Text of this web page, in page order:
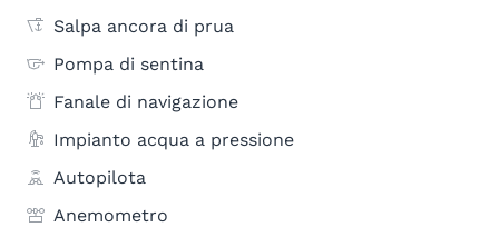
Salpa ancora di prua
Pompa di sentina
Fanale di navigazione
Impianto acqua a pressione
Autopilota
Anemometro